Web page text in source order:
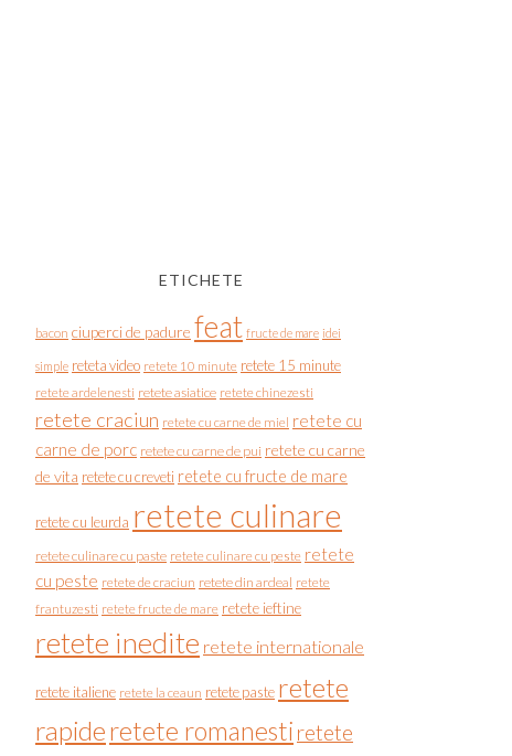
ETICHETE
bacon ciuperci de padure feat fructe de mare idei
simple reteta video retete 10 minute retete 15 minute
retete ardelenesti retete asiatice retete chinezesti
retete craciun retete cu carne de miel retete cu
carne de porc retete cu carne de pui retete cu carne
de vita retete cu creveti retete cu fructe de mare
retete cu leurda retete culinare
retete culinare cu paste retete culinare cu peste retete
cu peste retete de craciun retete din ardeal retete
frantuzesti retete fructe de mare retete ieftine
retete inedite retete internationale
retete italiene retete la ceaun retete paste retete
rapideretete romanesti retete